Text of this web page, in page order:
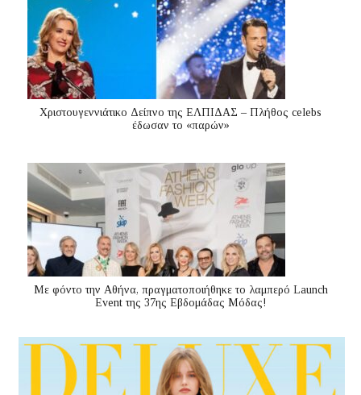
Χριστουγεννιάτικο Δείπνο της ΕΛΠΙΔΑΣ – Πλήθος celebs
έδωσαν το «παρών»
Με φόντο την Αθήνα, πραγματοποιήθηκε το λαμπερό Launch
Event της 37ης Εβδομάδας Μόδας!